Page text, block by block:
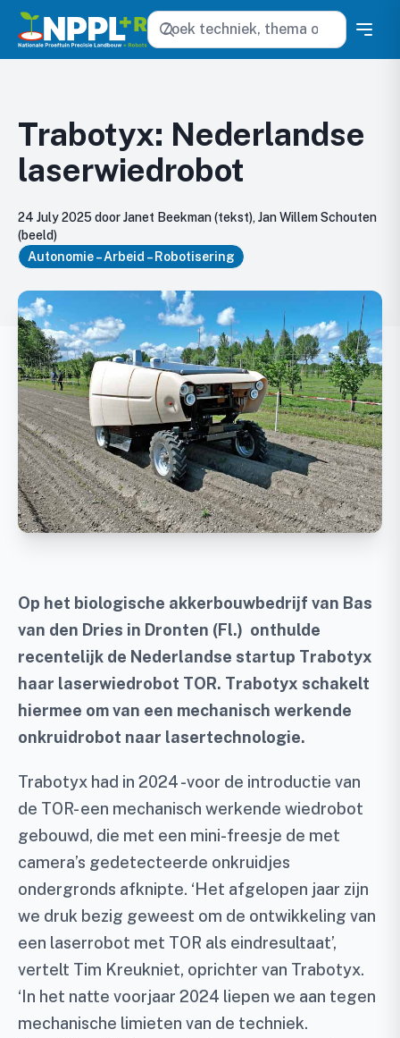
Zoeken
Trabotyx: Nederlandse
laserwiedrobot
24 July 2025 door Janet Beekman (tekst), Jan Willem Schouten
(beeld)
Autonomie – Arbeid – Robotisering
Op het biologische akkerbouwbedrijf van Bas
van den Dries in Dronten (Fl.) onthulde
recentelijk de Nederlandse startup Trabotyx
haar laserwiedrobot TOR. Trabotyx schakelt
hiermee om van een mechanisch werkende
onkruidrobot naar lasertechnologie.
Trabotyx had in 2024 -voor de introductie van
de TOR- een mechanisch werkende wiedrobot
gebouwd, die met een mini-freesje de met
camera’s gedetecteerde onkruidjes
ondergronds afknipte. ‘Het afgelopen jaar zijn
we druk bezig geweest om de ontwikkeling van
een laserrobot met TOR als eindresultaat’,
vertelt Tim Kreukniet, oprichter van Trabotyx.
‘In het natte voorjaar 2024 liepen we aan tegen
mechanische limieten van de techniek.